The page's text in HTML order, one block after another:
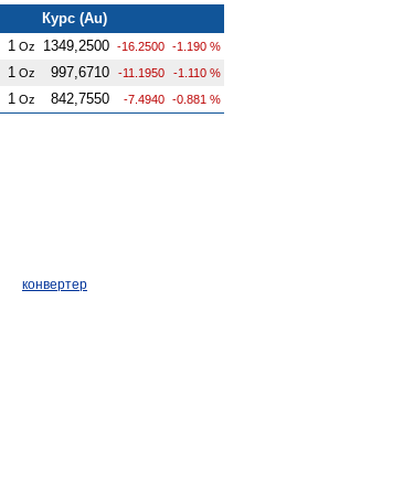
Курс (Au)
1 Oz 1349,2500 -16.2500 -1.190 %
1 Oz 997,6710 -11.1950 -1.110 %
1 Oz 842,7550 -7.4940 -0.881 %
конвертер